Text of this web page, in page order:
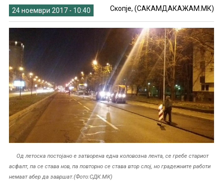
24 ноември 2017 - 10:40 Скопје, (САКАМДАКАЖАМ.МК)
Од летоска постојано е затворена една коловозна лента, се гребе стариот
асфалт, па се става нов, па повторно се става втор слој, но градежните работи
немаат абер да завршат.(Фото:СДК.МК)